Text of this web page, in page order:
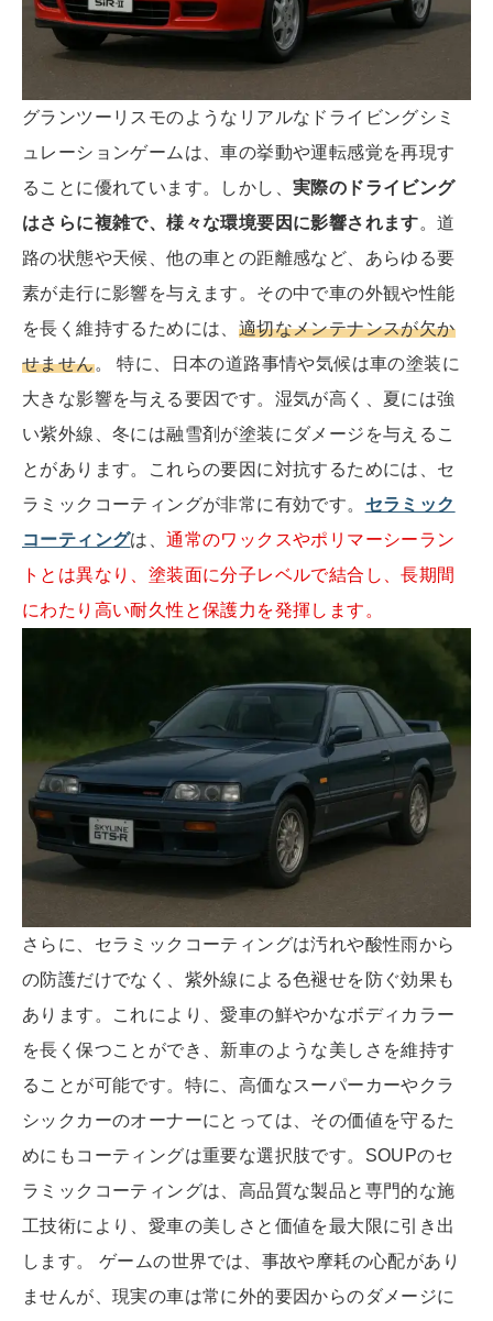
グランツーリスモのようなリアルなドライビングシミ
ュレーションゲームは、車の挙動や運転感覚を再現す
ることに優れています。しかし、 実際のドライビング
はさらに複雑で、様々な環境要因に影響されます。道
路の状態や天候、他の車との距離感など、あらゆる要
素が走行に影響を与えます。その中で車の外観や性能
を長く維持するためには、 適切なメンテナンスが欠か
せません。 特に、日本の道路事情や気候は車の塗装に
大きな影響を与える要因です。湿気が高く、夏には強
い紫外線、冬には融雪剤が塗装にダメージを与えるこ
とがあります。これらの要因に対抗するためには、セ
ラミックコーティングが非常に有効です。 セラミック
コーティングは、通常のワックスやポリマーシーラン
トとは異なり、塗装面に分子レベルで結合し、長期間
にわたり高い耐久性と保護力を発揮します。
さらに、セラミックコーティングは汚れや酸性雨から
の防護だけでなく、紫外線による色褪せを防ぐ効果も
あります。これにより、愛車の鮮やかなボディカラー
を長く保つことができ、新車のような美しさを維持す
ることが可能です。特に、高価なスーパーカーやクラ
シックカーのオーナーにとっては、その価値を守るた
めにもコーティングは重要な選択肢です。SOUPのセ
ラミックコーティングは、高品質な製品と専門的な施
工技術により、愛車の美しさと価値を最大限に引き出
します。 ゲームの世界では、事故や摩耗の心配があり
ませんが、現実の車は常に外的要因からのダメージに